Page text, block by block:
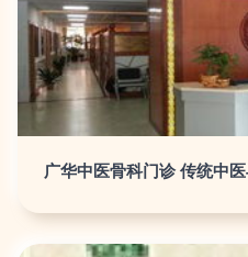
广华中医骨科门诊 传统中